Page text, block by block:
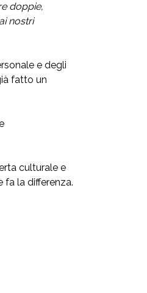
doppie,
nostri
e degli
fatto un
culturale e
fa la differenza.